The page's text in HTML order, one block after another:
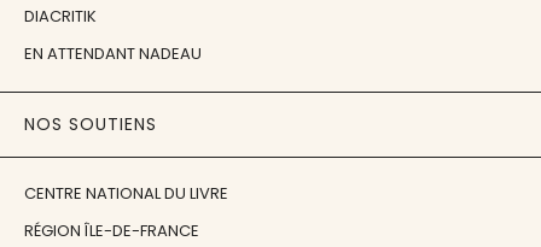
DIACRITIK
EN ATTENDANT NADEAU
NOS SOUTIENS
CENTRE NATIONAL DU LIVRE
RÉGION ÎLE-DE-FRANCE